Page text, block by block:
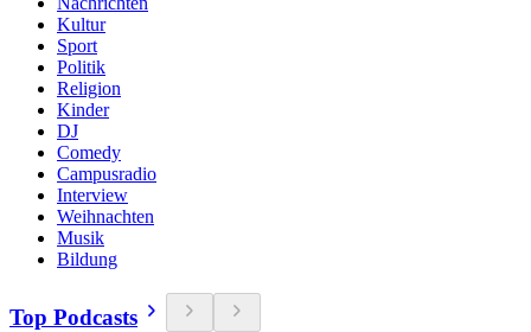
Kultur
Sport
Politik
Religion
Kinder
DJ
Comedy
Campusradio
Interview
Weihnachten
Musik
Bildung
Top Podcasts